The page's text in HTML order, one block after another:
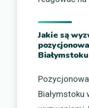
Jakie są
Białymstoku
Białymstoku